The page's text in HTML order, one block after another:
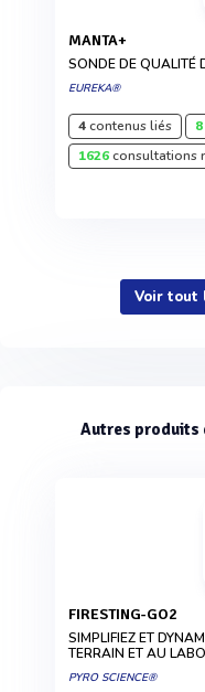
MANTA+
SONDE DE QUALITÉ
EUREKA®
4contenus liés 8
1626consultations
Voir tout
Autres produits
FIRESTING-GO2
SIMPLIFIEZ ET
TERRAIN ET AU
PYRO SCIENCE®